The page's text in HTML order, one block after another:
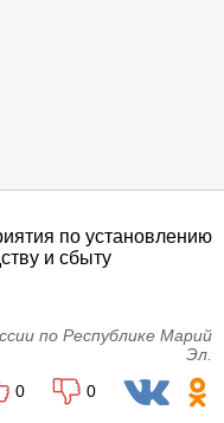
по установлению
и сбыту
по Республике Марий
Эл.
0
0